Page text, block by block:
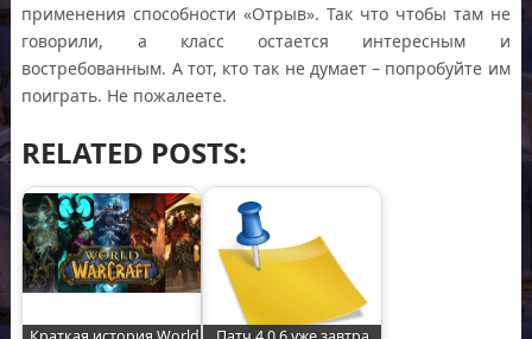
применения способности «Отрыв». Так что чтобы там не
говорили, а класс остается интересным и
востребованным. А тот, кто так не думает – попробуйте им
поиграть. Не пожалеете.
RELATED POSTS: